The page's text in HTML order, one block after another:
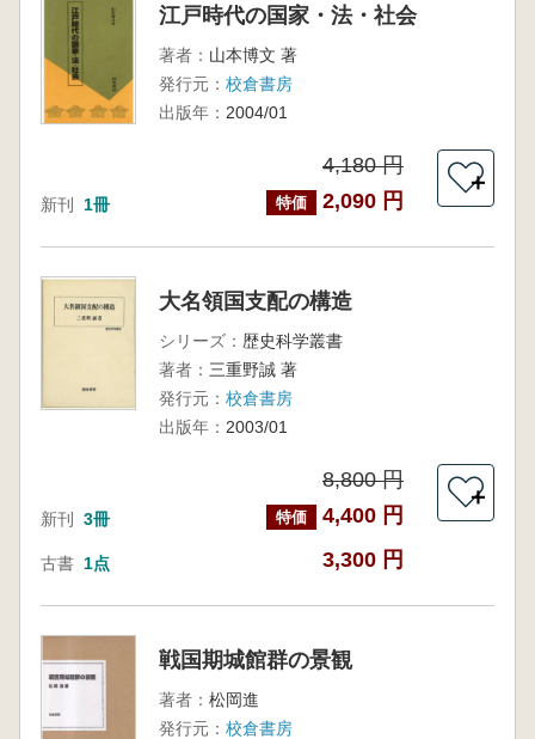
江戸時代の国家・法・社会
著者： 山本博文 著
発行元： 校倉書房
出版年： 2004/01
新刊 1冊
4,180 円
特価 2,090 円
＋
大名領国支配の構造
シリーズ： 歴史科学叢書
著者： 三重野誠 著
発行元： 校倉書房
出版年： 2003/01
新刊 3冊
8,800 円
特価 4,400 円
古書 1点 3,300 円
＋
戦国期城館群の景観
著者： 松岡進
発行元： 校倉書房